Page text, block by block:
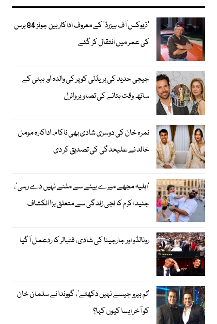
’ڈیوکس آف ہیزرڈ‘ کے معروف اداکار بین جونز 84 برس
کی عمر میں انتقال کر گئے
جیجی حدید کی بریڈلی کوپر کی والدہ اور بیٹی کے
ساتھ وقت بتانے کی تصاویر وائرل
نمرہ خان کی دوسری شادی بھی ناکام، اداکارہ مومل
خالد نے علیحدگی کی تصدیق کر دی
’اہلیہ مجھے میرے بیٹے سے ملنے نہیں دے رہی‘،
جنید اکرم کا نجی زندگی سے متعلق بڑا انکشاف
رونالڈو اور جارجینا کی شادی، فٹبالر کا ردعمل آگیا
’تم ہیرو جیسے نہیں دکھتے‘، گووندا نے سلمان خان
کو آخر ایسا کیوں کہا؟